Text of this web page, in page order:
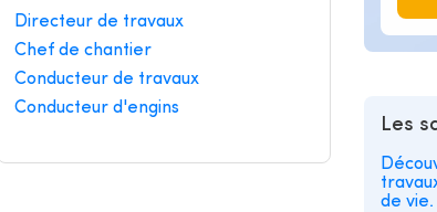
Directeur de travaux
Chef de chantier
Conducteur de travaux
Conducteur d'engins
Les
de vie.